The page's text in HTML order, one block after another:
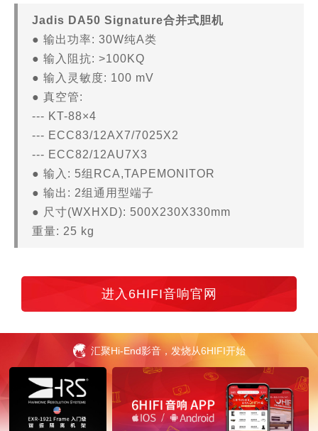
Jadis DA50 Signature合并式胆机
● 输出功率: 30W纯A类
● 输入阻抗: >100KQ
● 输入灵敏度: 100 mV
● 真空管:
--- KT-88×4
--- ECC83/12AX7/7025X2
--- ECC82/12AU7X3
● 输入: 5组RCA,TAPEMONITOR
● 输出: 2组通用型端子
● 尺寸(WXHXD): 500X230X330mm
重量: 25 kg
进入6HIFI音响官网
汇聚Hi-End影音，发烧从6HIFI开始